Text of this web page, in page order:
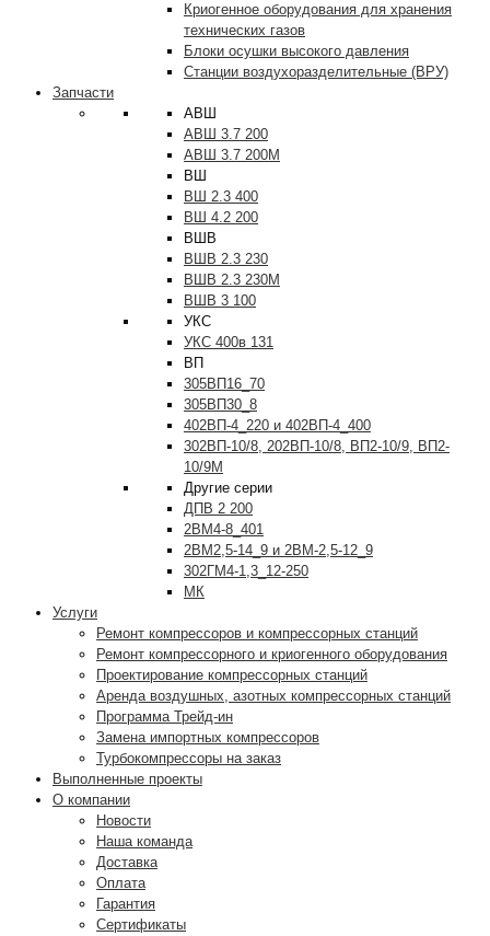
Криогенное оборудования для хранения
технических газов
Блоки осушки высокого давления
Станции воздухоразделительные (ВРУ)
Запчасти
АВШ
АВШ 3.7 200
АВШ 3.7 200М
ВШ
ВШ 2.3 400
ВШ 4.2 200
ВШВ
ВШВ 2.3 230
ВШВ 2.3 230М
ВШВ 3 100
УКС
УКС 400в 131
ВП
305ВП16_70
305ВП30_8
402ВП-4_220 и 402ВП-4_400
302ВП-10/8, 202ВП-10/8, ВП2-10/9, ВП2-
10/9М
Другие серии
ДПВ 2 200
2ВМ4-8_401
2ВМ2,5-14_9 и 2ВМ-2,5-12_9
302ГМ4-1,3_12-250
МК
Услуги
Ремонт компрессоров и компрессорных станций
Ремонт компрессорного и криогенного оборудования
Проектирование компрессорных станций
Аренда воздушных, азотных компрессорных станций
Программа Трейд-ин
Замена импортных компрессоров
Турбокомпрессоры на заказ
Выполненные проекты
О компании
Новости
Наша команда
Доставка
Оплата
Гарантия
Сертификаты